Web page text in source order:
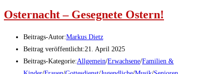
Osternacht – Gesegnete Ostern!
Beitrags-Autor:Markus Dietz
Beitrag veröffentlicht:21. April 2025
Beitrags-Kategorie:Allgemein/Erwachsene/Familien &